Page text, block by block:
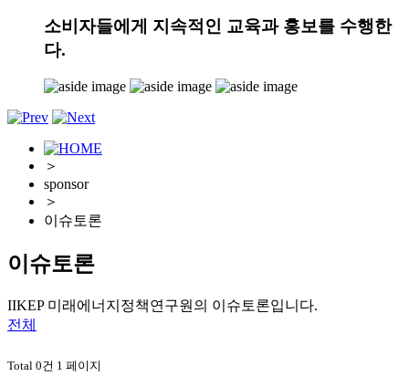
소비자들에게 지속적인 교육과 홍보를 수행한
다.
＞
sponsor
＞
이슈토론
이슈토론
IIKEP 미래에너지정책연구원의 이슈토론입니다.
전체
Total 0건 1 페이지